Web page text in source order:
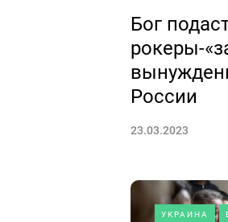
Бог
рокеры-
России
23.03.2023
УКРАИНА